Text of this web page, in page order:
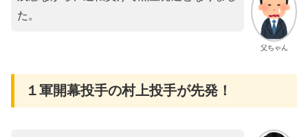
父ちゃん
た。
１軍開幕投手の村上投手が先発！